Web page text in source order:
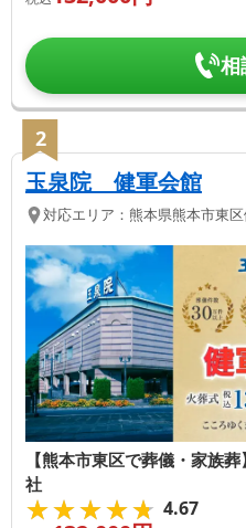
相
2
玉泉院 健軍会館
対応エリア： 熊本県熊本市東区
【熊本市東区で葬儀・家族
社
★★★★★
★★★★★ 4.67